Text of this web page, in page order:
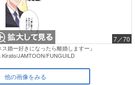
7／70
婚ー好きになったら離婚しますー』
Kirato/JAMTOON/FUNGUILD
他の画像をみる